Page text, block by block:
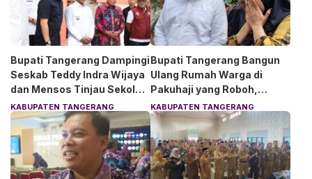
Bupati Tangerang Dampingi
Seskab Teddy Indra Wijaya
dan Mensos Tinjau Sekolah
Rakyat di Curug
KABUPATEN TANGERANG
Bupati Tangerang Bangun
Ulang Rumah Warga di
Pakuhaji yang Roboh,
Pemilik Menangis Haru
KABUPATEN TANGERANG